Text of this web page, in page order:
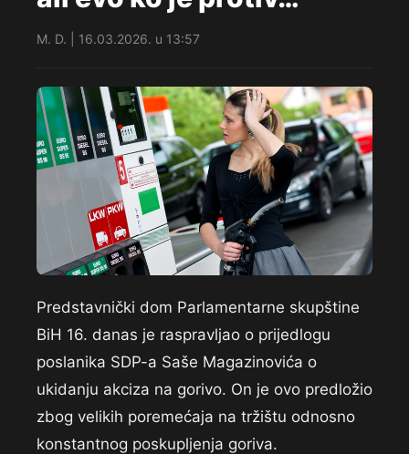
M. D. | 16.03.2026. u 13:57
Predstavnički dom Parlamentarne skupštine
BiH 16. danas je raspravljao o prijedlogu
poslanika SDP-a Saše Magazinovića o
ukidanju akciza na gorivo. On je ovo predložio
zbog velikih poremećaja na tržištu odnosno
konstantnog poskupljenja goriva.